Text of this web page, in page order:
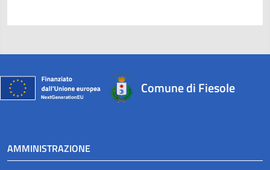
Comune di Fiesole
AMMINISTRAZIONE